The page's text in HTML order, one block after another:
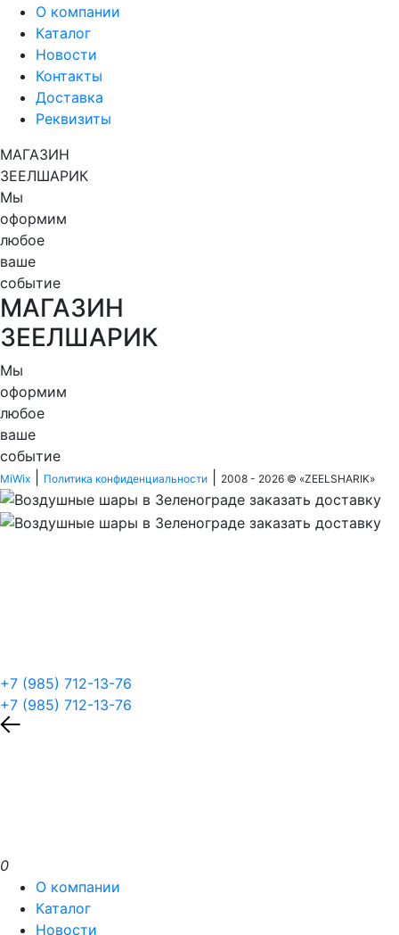
О компании
Каталог
Новости
Контакты
Доставка
Реквизиты
МАГАЗИН
ЗЕЕЛШАРИК
Мы
оформим
любое
ваше
событие
МАГАЗИН
ЗЕЕЛШАРИК
Мы
оформим
любое
ваше
событие
MiWix Политика конфиденциальности 2008 - 2026 © «ZEELSHARIK»
+7 (985) 712-13-76
+7 (985) 712-13-76
0
О компании
Каталог
Новости